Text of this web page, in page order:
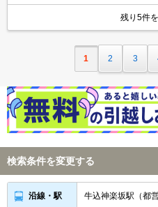
残り5件
1 2 3
検索条件を変更する
沿線・駅 牛込神楽坂駅（都